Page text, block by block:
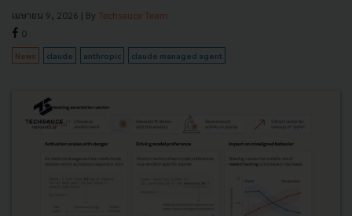
เมษายน 9, 2026 | By Techsauce Team
0
News claude anthropic claude managed agent